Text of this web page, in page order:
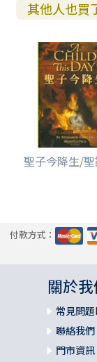
其他人也買
聖子今降生/聖
付款方式：
關於
常見問題
聯絡我們
門市資訊